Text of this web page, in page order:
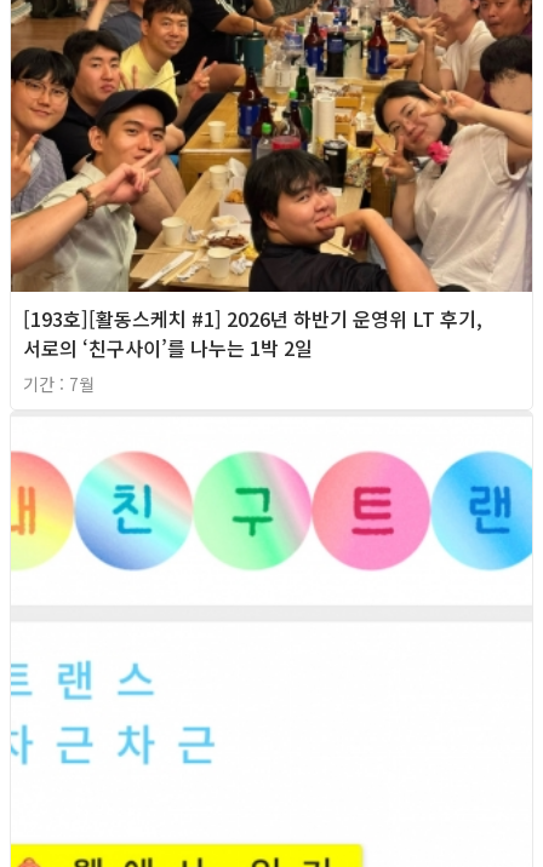
[193호][활동스케치 #1] 2026년 하반기 운영위 LT 후기,
서로의 ‘친구사이’를 나누는 1박 2일
기간 : 7월